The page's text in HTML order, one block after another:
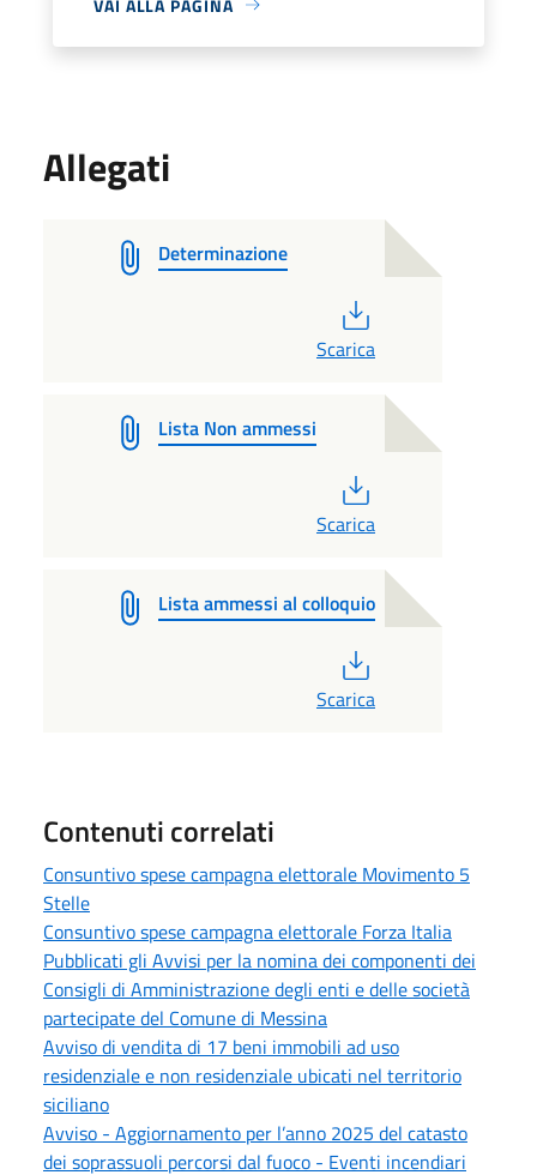
Allegati
Determinazione
Scarica
Lista Non ammessi
Scarica
Lista ammessi al colloquio
Scarica
Contenuti correlati
Consuntivo spese campagna elettorale Movimento 5
Stelle
Consuntivo spese campagna elettorale Forza Italia
Pubblicati gli Avvisi per la nomina dei componenti dei
Consigli di Amministrazione degli enti e delle società
partecipate del Comune di Messina
Avviso di vendita di 17 beni immobili ad uso
residenziale e non residenziale ubicati nel territorio
siciliano
Avviso - Aggiornamento per l’anno 2025 del catasto
dei soprassuoli percorsi dal fuoco - Eventi incendiari